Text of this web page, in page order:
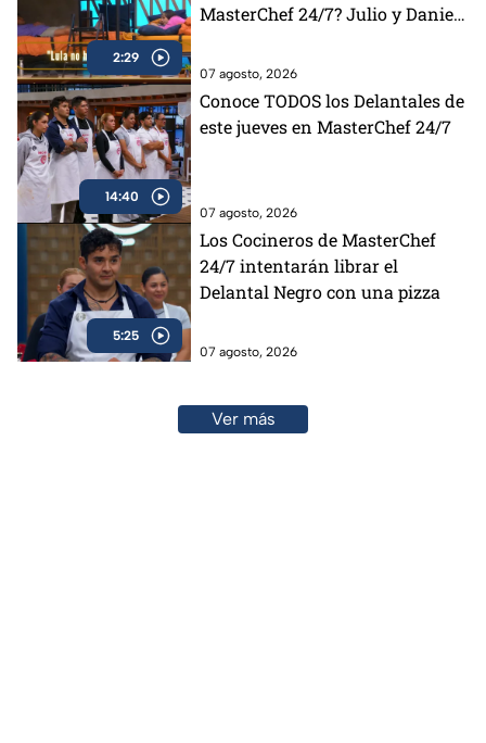
2:29
MasterChef 24/7? Julio y Daniela
07 agosto, 2026
14:40
Conoce TODOS los Delantales de
este jueves en MasterChef 24/7
07 agosto, 2026
5:25
Los Cocineros de MasterChef
24/7 intentarán librar el
Delantal Negro con una pizza
07 agosto, 2026
Ver más